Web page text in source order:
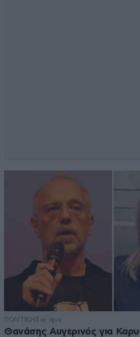
ΠΟΛΙΤΙΚΗ 3 ω. πριν
Θανάσης Αυγερινός για